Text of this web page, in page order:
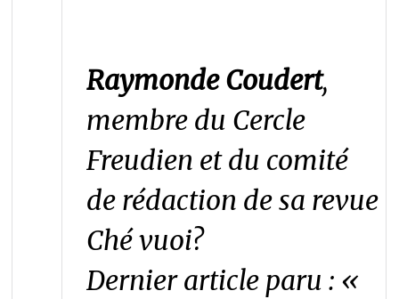
Raymonde Coudert,
membre du Cercle
Freudien et du comité
de rédaction de sa revue
Ché vuoi?
Dernier article paru : «